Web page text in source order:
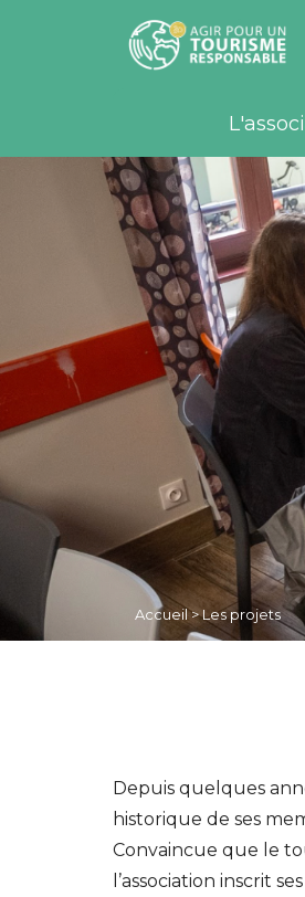
Accueil>Les projets
Depuis quelques
historique de ses
Convaincue que le
l’association inscrit